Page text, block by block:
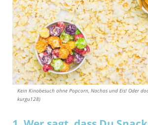
Kein Kinobesuch ohne Popcorn, Nachos und Eis! Oder
kurgu128)